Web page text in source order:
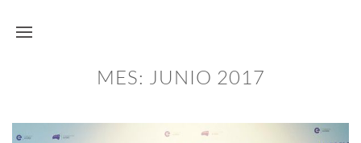
MES: JUNIO 2017